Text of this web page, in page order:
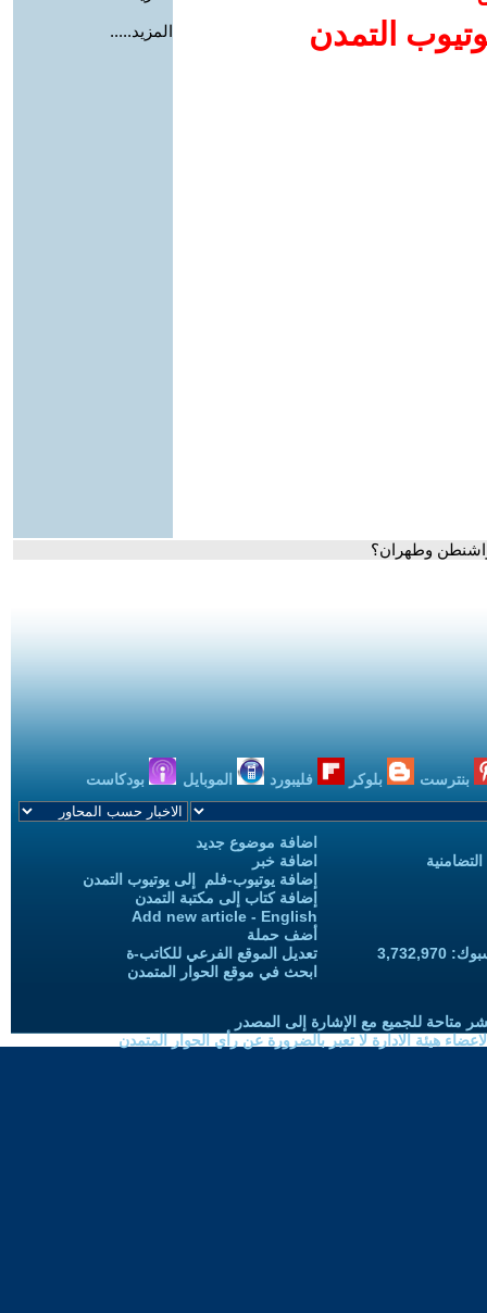
التمدن
المزيد.....
وطهران؟
بنترست بلوكر فليبورد الموبايل بودكاست
اضافة موضوع جديد
اضافة خبر
إضافة يوتيوب-فلم إلى يوتيوب التمدن
إضافة كتاب إلى مكتبة التمدن
Add new article - English
أضف حملة
تعديل الموقع الفرعي للكاتب-ة
ابحث في موقع الحوار المتمدن
متاحة للجميع مع الإشارة إلى المصدر
هيئة الادارة لا تعبر بالضرورة عن رأي الحوار المتمدن